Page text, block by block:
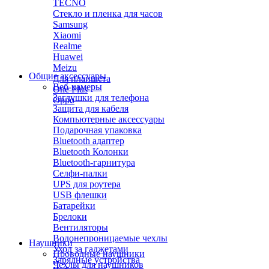
TECNO
Стекло и пленка для часов
Samsung
Xiaomi
Realme
Huawei
Meizu
Для планшета
One Plus
Oppo
Общие аксессуары
Веб-камеры
Заглушки для телефона
Защита для кабеля
Компьютерные аксессуары
Подарочная упаковка
Bluetooth адаптер
Bluetooth Колонки
Bluetooth-гарнитура
Селфи-палки
UPS для роутера
USB флешки
Батарейки
Брелоки
Вентиляторы
Водонепроницаемые чехлы
Уход за гаджетами
Зарядные устройства
Наушники
Проводные наушники
Чехлы для наушников